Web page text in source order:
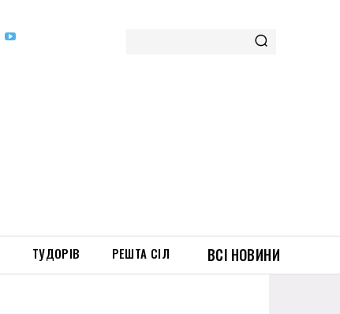
ТУДОРІВ РЕШТА СІЛ ВСІ НОВИНИ